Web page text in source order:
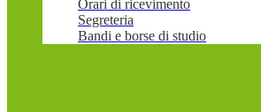
Orari di ricevimento
Segreteria
Bandi e borse di studio